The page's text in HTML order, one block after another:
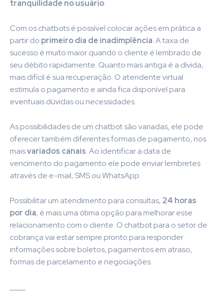
tranquilidade no usuário.
Com os chatbots é possível colocar ações em prática a
partir do primeiro dia de inadimplência. A taxa de
sucesso é muito maior quando o cliente é lembrado de
seu débito rapidamente. Quanto mais antiga é a dívida,
mais difícil é sua recuperação. O atendente virtual
estimula o pagamento e ainda fica disponível para
eventuais dúvidas ou necessidades.
As possibilidades de um chatbot são variadas, ele pode
oferecer também diferentes formas de pagamento, nos
maisvariados canais. Ao identificar a data de
vencimento do pagamento ele pode enviar lembretes
através de e-mail, SMS ou WhatsApp.
Possibilitar um atendimento para consultas, 24 horas
por dia, é mais uma ótima opção para melhorar esse
relacionamento com o cliente. O chatbot para o setor de
cobrança vai estar sempre pronto para responder
informações sobre boletos, pagamentos em atraso,
formas de parcelamento e negociações.